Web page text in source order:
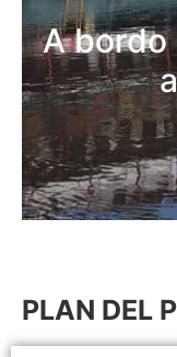
A bordo
PLAN DEL